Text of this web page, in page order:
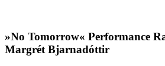
»No Tomorrow« Performance
Margrét Bjarnadóttir